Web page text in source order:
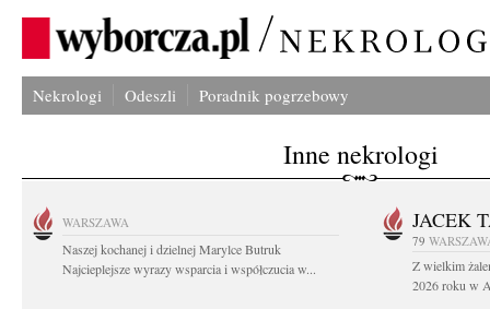
Nekrologi Odeszli Poradnik pogrzebowy
Inne nekrologi
WARSZAWA
Naszej kochanej i dzielnej Marylce Butruk
Najcieplejsze wyrazy wsparcia i współczucia w...
JACEK
79
Z wielkim
2026 roku w